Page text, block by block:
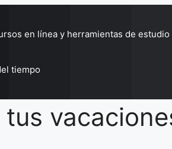
en línea y herramientas de estudio
tiempo